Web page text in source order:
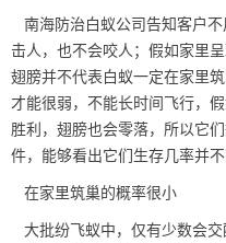
南海防治白蚁公司告知客户
击人，也不会咬人；假如家里
翅膀并不代表白蚁一定在家里
才能很弱，不能长时间飞行，
胜利，翅膀也会零落，所以它
件，能够看出它们生存几率并不
在家里筑巢的概率很小
大批纷飞蚁中，仅有少数会